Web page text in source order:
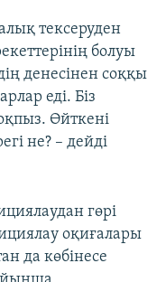
тексеруден
болуы
денесінен соққы
еді. Біз
Өйткені
не? – дейді
гөрі
оқиғалары
да көбінесе